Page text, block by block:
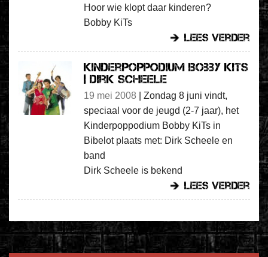
Hoor wie klopt daar kinderen?
Bobby KiTs
lees verder
Kinderpoppodium Bobby KiTs
| Dirk Scheele
19 mei 2008
Zondag 8 juni vindt,
speciaal voor de jeugd (2-7 jaar), het
Kinderpoppodium Bobby KiTs in
Bibelot plaats met: Dirk Scheele en
band
Dirk Scheele is bekend
lees verder